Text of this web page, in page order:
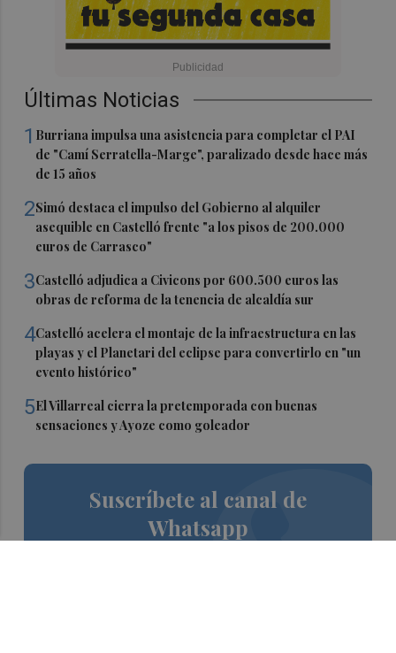
Últimas Noticias
1 Burriana impulsa una asistencia para completar el PAI
de "Camí Serratella-Marge", paralizado desde hace más
de 15 años
2Simó destaca el impulso del Gobierno al alquiler
asequible en Castelló frente "a los pisos de 200.000
euros de Carrasco"
3Castelló adjudica a Civicons por 600.500 euros las
obras de reforma de la tenencia de alcaldía sur
4Castelló acelera el montaje de la infraestructura en las
playas y el Planetari del eclipse para convertirlo en "un
evento histórico"
5El Villarreal cierra la pretemporada con buenas
sensaciones y Ayoze como goleador
Suscríbete al canal de
Whatsapp